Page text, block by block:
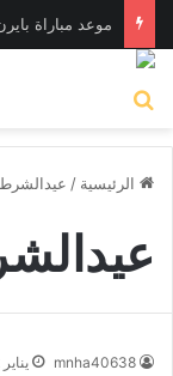
موعد مباراة
الرئيسية /
mnha40638 يناير 22, 2025